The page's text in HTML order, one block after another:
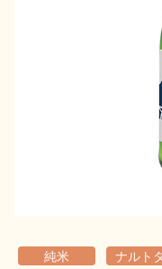
純米 ナルト